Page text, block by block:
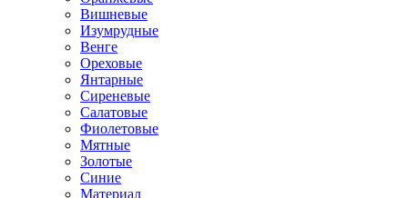
Вишневые
Изумрудные
Венге
Ореховые
Янтарные
Сиреневые
Салатовые
Фиолетовые
Мятные
Золотые
Синие
Материал